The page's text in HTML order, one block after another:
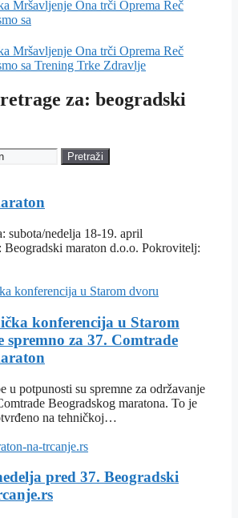
Mršavljenje Ona trči Oprema Reč
sa
Mršavljenje Ona trči Oprema Reč
sa Trening Trke Zdravlje
za: beogradski
Pretraži
subota/nedelja 18-19. april
Beogradski maraton d.o.o. Pokrovitelj:
konferencija u Starom
spremno za 37. Comtrade
u potpunosti su spremne za održavanje
Beogradskog maratona. To je
na tehničkoj…
pred 37. Beogradski